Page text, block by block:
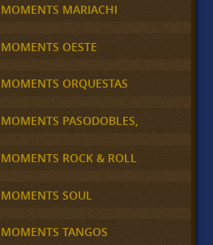
MARIACHI
OESTE
ORQUESTAS
PASODOBLES,
ROCK & ROLL
SOUL
TANGOS